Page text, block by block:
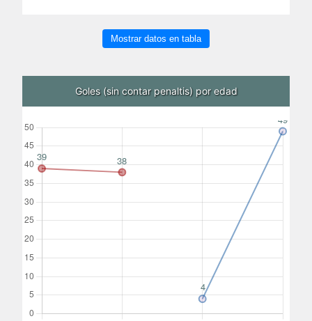
Mostrar datos en tabla
Goles (sin contar penaltis) por edad